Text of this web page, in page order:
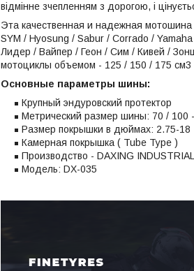
відмінне зчепленням з дорогою, і
Эта качественная и надежная
SYM / Hyosung / Sabur / Corrado /
Лидер / Вайпер / Геон / Сим / Кивей /
мотоциклы объемом - 125 / 150 / 175 см3
Основные параметры шины:
Крупный эндуровский протектор
Метрический размер шины: 70 / 100
Размер покрышки в дюймах: 2.75-18
Камерная покрышка ( Tube Type )
Производство - DAXING
Модель: DX-035